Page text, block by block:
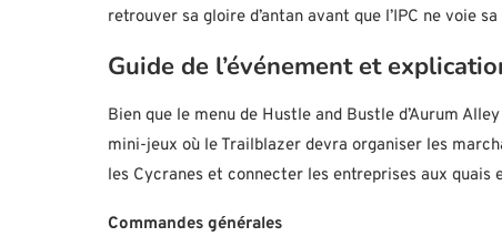
retrouver sa gloire d’antan avant que l’IPC ne voie
Guide de l’événement et
Bien que le menu de Hustle and Bustle d’Aurum
mini-jeux où le Trailblazer devra organiser les
les Cycranes et connecter les entreprises aux quais
Commandes générales